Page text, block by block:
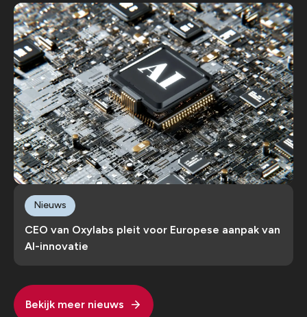
CEO van Oxylabs pleit voor Europese aanpak van
AI-innovatie
Nieuws
Bekijk meer nieuws